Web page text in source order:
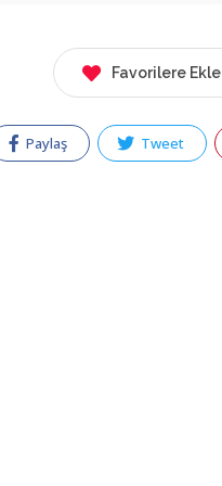
Favorilere Ekle
Paylaş Tweet